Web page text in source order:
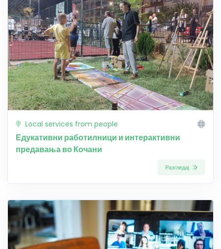
Local services from people
Едукативни работилници и интерактивни
предавања во Кочани
Разгледај